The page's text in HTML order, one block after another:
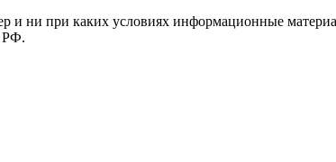
ни при каких условиях информационные
РФ.